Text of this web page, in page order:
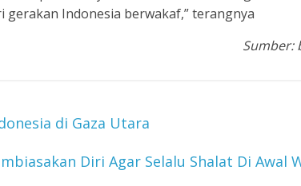
gerakan Indonesia berwakaf,” terangnya
Sumber:
di Gaza Utara
Diri Agar Selalu Shalat Di Awal